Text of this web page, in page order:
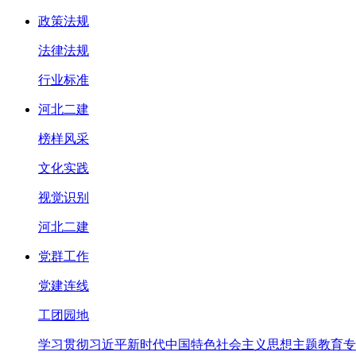
政策法规
法律法规
行业标准
河北二建
榜样风采
文化实践
视觉识别
河北二建
党群工作
党建连线
工团园地
学习贯彻习近平新时代中国特色社会主义思想主题教育